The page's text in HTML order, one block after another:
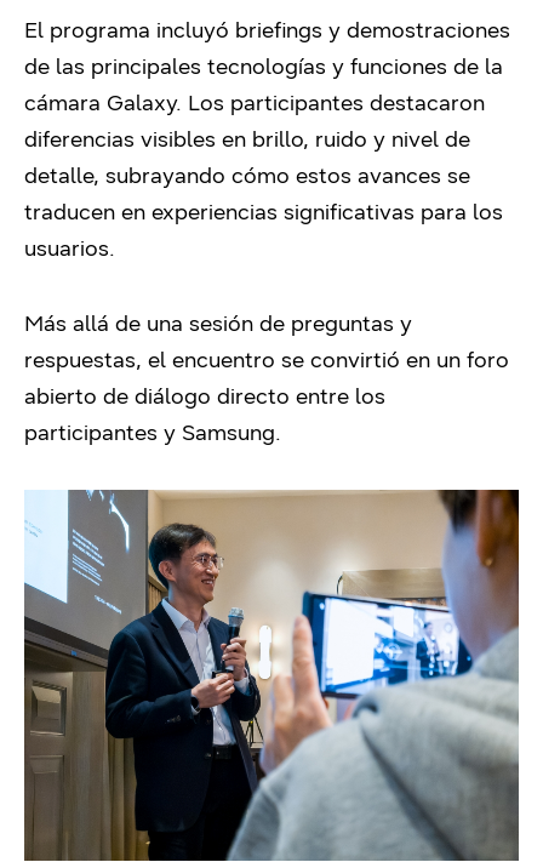
El programa incluyó briefings y demostraciones
de las principales tecnologías y funciones de la
cámara Galaxy. Los participantes destacaron
diferencias visibles en brillo, ruido y nivel de
detalle, subrayando cómo estos avances se
traducen en experiencias significativas para los
usuarios.
Más allá de una sesión de preguntas y
respuestas, el encuentro se convirtió en un foro
abierto de diálogo directo entre los
participantes y Samsung.